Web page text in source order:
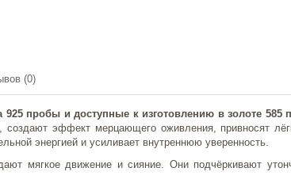
(0)
пробы и доступные к изготовлению в золоте 585
эффект мерцающего оживления, привносят
энергией и усиливает внутреннюю уверенность.
мягкое движение и сияние. Они подчёркивают